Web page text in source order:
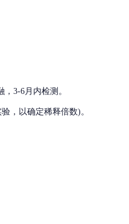
3-6月内检测。
，以确定稀释倍数)。